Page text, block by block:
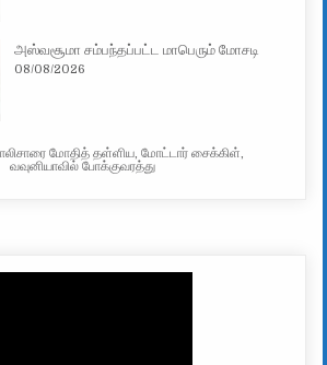
அஸ்வசூமா சம்பந்தப்பட்ட மாபெரும் மோசடி
08/08/2026
மோதித் தள்ளிய, மோட்டார் சைக்கிள்
வவுனியாவில் போக்குவரத்து